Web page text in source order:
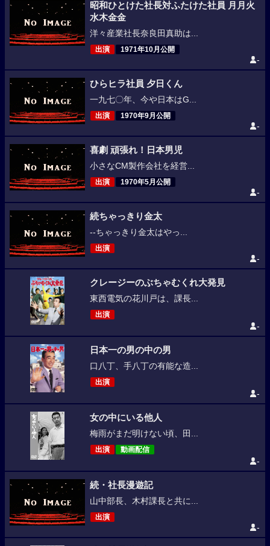
昭和ひとけた社長対ふたけた社員 月月火
水木金金
洋々産業社長奈良田真助は...
出演 1971年10月公開
-
ひらヒラ社員 夕日くん
一九七〇年、今や日本はG...
出演 1970年9月公開
-
喜劇 頑張れ！日本男児
小さなCM製作会社を経営...
出演 1970年5月公開
-
続ちゃっきり金太
--ちゃっきり金太はやっ...
出演
-
クレージーのぶちゃむくれ大発見
東西電気の花川戸は、課長...
出演
-
日本一の男の中の男
口八丁、手八丁の有能な造...
出演
-
女の中にいる他人
梅雨がまだ明けない頃、田...
出演 動画配信
-
続・社長漫遊記
山中部長、木村課長と共に...
出演
-